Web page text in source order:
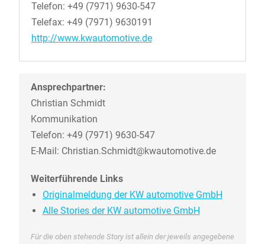
Telefon: +49 (7971) 9630-547
Telefax: +49 (7971) 9630191
http://www.kwautomotive.de
Ansprechpartner:
Christian Schmidt
Kommunikation
Telefon: +49 (7971) 9630-547
E-Mail: Christian.Schmidt@kwautomotive.de
Weiterführende Links
Originalmeldung der KW automotive GmbH
Alle Stories der KW automotive GmbH
Für die oben stehende Story ist allein der jeweils angegebene